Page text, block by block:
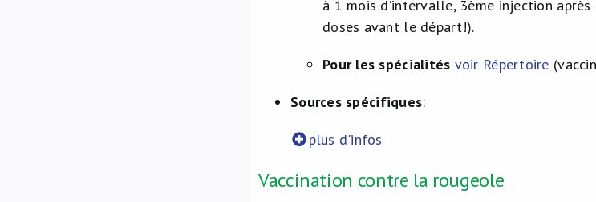
à 1 mois d’intervalle, 3ème injection
doses avant le départ!).
Pour les spécialités voir Répertoire
Sources spécifiques:
plus d'infos
Vaccination contre la rougeole